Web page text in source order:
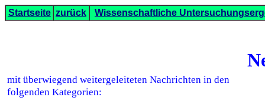
Startseite zurück Wissenschaftliche
mit überwiegend weitergeleiteten Nachrichten in den
folgenden Kategorien: